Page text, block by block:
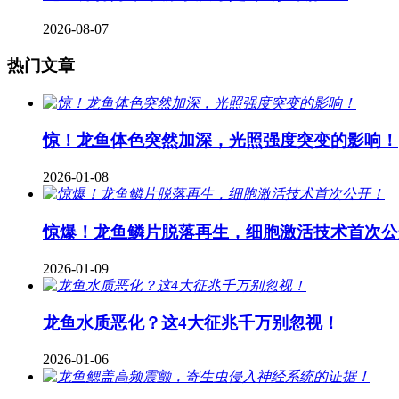
2026-08-07
热门文章
惊！龙鱼体色突然加深，光照强度突变的影响！
2026-01-08
惊爆！龙鱼鳞片脱落再生，细胞激活技术首次
2026-01-09
龙鱼水质恶化？这4大征兆千万别忽视！
2026-01-06